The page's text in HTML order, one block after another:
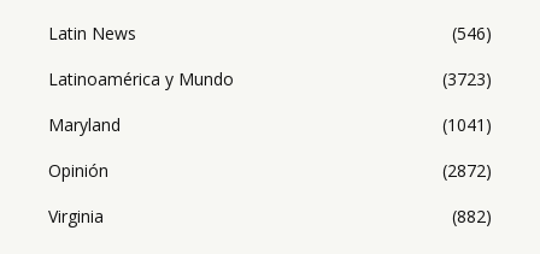
Latin News
(546)
Latinoamérica y Mundo
(3723)
Maryland
(1041)
Opinión
(2872)
Virginia
(882)